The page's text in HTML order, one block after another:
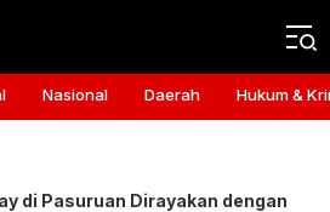
Nasional Daerah Hukum &
di Pasuruan Dirayakan dengan